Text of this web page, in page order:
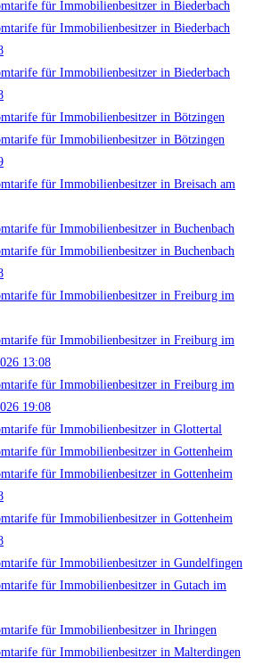
für Immobilienbesitzer in Biederbach
für Immobilienbesitzer in Biederbach
für Immobilienbesitzer in Biederbach
für Immobilienbesitzer in Bötzingen
für Immobilienbesitzer in Bötzingen
für Immobilienbesitzer in Breisach am
für Immobilienbesitzer in Buchenbach
für Immobilienbesitzer in Buchenbach
für Immobilienbesitzer in Freiburg im
für Immobilienbesitzer in Freiburg im
13:08
für Immobilienbesitzer in Freiburg im
19:08
für Immobilienbesitzer in Glottertal
für Immobilienbesitzer in Gottenheim
für Immobilienbesitzer in Gottenheim
für Immobilienbesitzer in Gottenheim
für Immobilienbesitzer in Gundelfingen
für Immobilienbesitzer in Gutach im
für Immobilienbesitzer in Ihringen
für Immobilienbesitzer in Malterdingen